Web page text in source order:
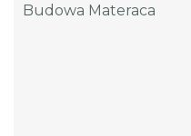
Budowa Materaca